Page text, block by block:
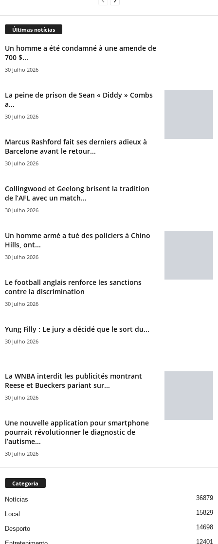
Últimas notícias
Un homme a été condamné à une amende de
700 $...
30 Julho 2026
La peine de prison de Sean « Diddy » Combs
a...
30 Julho 2026
Marcus Rashford fait ses derniers adieux à
Barcelone avant le retour...
30 Julho 2026
Collingwood et Geelong brisent la tradition
de l’AFL avec un match...
30 Julho 2026
Un homme armé a tué des policiers à Chino
Hills, ont...
30 Julho 2026
Le football anglais renforce les sanctions
contre la discrimination
30 Julho 2026
Yung Filly : Le jury a décidé que le sort du...
30 Julho 2026
La WNBA interdit les publicités montrant
Reese et Bueckers pariant sur...
30 Julho 2026
Une nouvelle application pour smartphone
pourrait révolutionner le diagnostic de
l’autisme...
30 Julho 2026
Categoria
Notícias 36879
Local 15829
Desporto 14698
12401